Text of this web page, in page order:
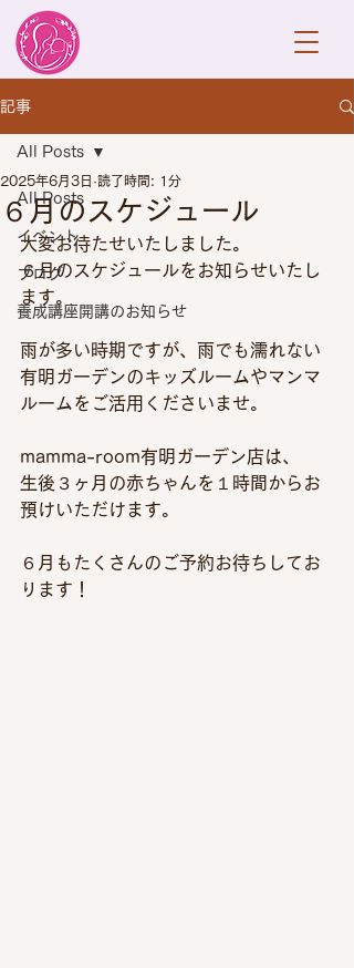
記事
All Posts
イベント
ブログ
養成講座開講のお知らせ
All Posts
６月のスケジュール
2025年6月3日 読了時間: 1分
大変お待たせいたしました。
６月のスケジュールをお知らせいたし
ます。
雨が多い時期ですが、雨でも濡れない
有明ガーデンのキッズルームやマンマ
ルームをご活用くださいませ。
mamma-room有明ガーデン店は、
生後３ヶ月の赤ちゃんを１時間からお
預けいただけます。
６月もたくさんのご予約お待ちしてお
ります！